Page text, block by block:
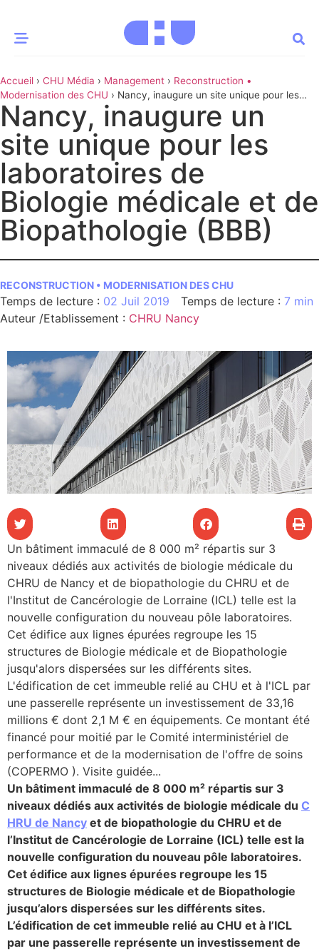
MOMENT
Innovation
& patrimoine Patient
nous
ce qu’un CHU ?
des CHU
santé
santé
au CHU
& patrimoine
écologique
CONNECTÉ
d’info
Accueil › CHU Média › Management › Reconstruction •
Modernisation des CHU › Nancy, inaugure un site unique pour les
laboratoires de Biologie médicale et de Biopathologie (BBB)
Nancy, inaugure un
site unique pour les
laboratoires de
Biologie médicale et de
Biopathologie (BBB)
RECONSTRUCTION • MODERNISATION DES CHU
02 Juil 2019
7 min
Auteur /Etablissement : CHRU Nancy
Un bâtiment immaculé de 8 000 m² répartis sur 3
niveaux dédiés aux activités de biologie médicale du
CHRU de Nancy et de biopathologie du CHRU et de
l'Institut de Cancérologie de Lorraine (ICL) telle est la
nouvelle configuration du nouveau pôle laboratoires.
Cet édifice aux lignes épurées regroupe les 15
structures de Biologie médicale et de Biopathologie
jusqu'alors dispersées sur les différents sites.
L'édification de cet immeuble relié au CHU et à l'ICL par
une passerelle représente un investissement de 33,16
millions € dont 2,1 M € en équipements. Ce montant été
financé pour moitié par le Comité interministériel de
performance et de la modernisation de l'offre de soins
(COPERMO ). Visite guidée...
Un bâtiment immaculé de 8 000 m² répartis sur 3
niveaux dédiés aux activités de biologie médicale du C
HRU de Nancy et de biopathologie du CHRU et de
l’Institut de Cancérologie de Lorraine (ICL) telle est la
nouvelle configuration du nouveau pôle laboratoires.
Cet édifice aux lignes épurées regroupe les 15
structures de Biologie médicale et de Biopathologie
jusqu’alors dispersées sur les différents sites.
L’édification de cet immeuble relié au CHU et à l’ICL
par une passerelle représente un investissement de